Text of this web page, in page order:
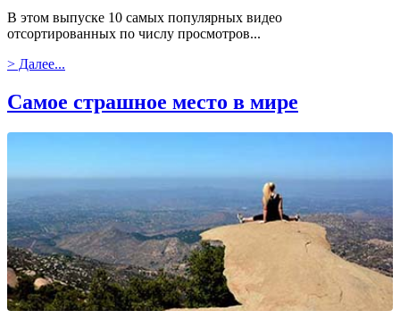
В этом выпуске 10 самых популярных видео
отсортированных по числу просмотров...
> Далее...
Самое страшное место в мире